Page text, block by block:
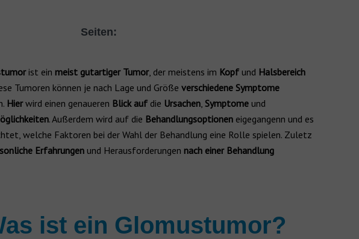
Seiten:
ist ein meist gutartiger Tumor, der meistens im Kopf und Halsbereich
Tumoren können je nach Lage und Größe verschiedene Symptome
Hierwird einen genaueren Blick auf die Ursachen, Symptome und
. Außerdem wird auf die Behandlungsoptionen eigegangenn und es
welche Faktoren bei der Wahl der Behandlung eine Rolle spielen. Zuletz
Erfahrungen und Herausforderungen nach einer Behandlung
ist ein Glomustumor?